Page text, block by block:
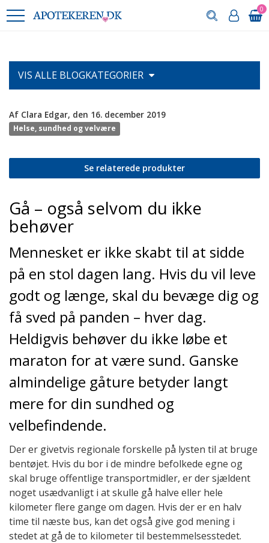
0
VIS ALLE BLOGKATEGORIER
Af Clara Edgar, den 16. december 2019
Helse, sundhed og velvære
Se relaterede produkter
Gå – også selvom du ikke
behøver
Mennesket er ikke skabt til at sidde
på en stol dagen lang. Hvis du vil leve
godt og længe, skal du bevæge dig og
få sved på panden – hver dag.
Heldigvis behøver du ikke løbe et
maraton for at være sund. Ganske
almindelige gåture betyder langt
mere for din sundhed og
velbefindende.
Der er givetvis regionale forskelle på lysten til at bruge
bentøjet. Hvis du bor i de mindre befolkede egne og
skal bruge offentlige transportmidler, er der sjældent
noget usædvanligt i at skulle gå halve eller hele
kilometer flere gange om dagen. Hvis der er en halv
time til næste bus, kan det også give god mening i
stedet at gå de to kilometer til bestemmelsesstedet.